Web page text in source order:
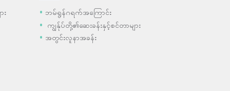
း
ဘမ်ရွန်ဂရက်အကြောင်း
ကျွန်ုပ်တို့၏ဆေးခန်းနှင့်စင်တာများ
အတွင်းလူနာအခန်း